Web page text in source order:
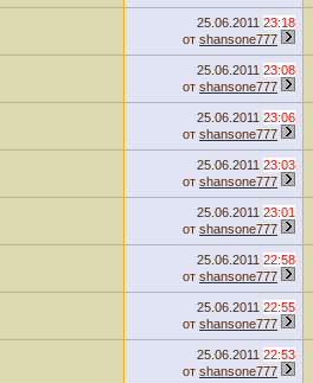
25.06.2011 23:18
от shansone777
25.06.2011 23:08
от shansone777
25.06.2011 23:06
от shansone777
25.06.2011 23:03
от shansone777
25.06.2011 23:01
от shansone777
25.06.2011 22:58
от shansone777
25.06.2011 22:55
от shansone777
25.06.2011 22:53
от shansone777